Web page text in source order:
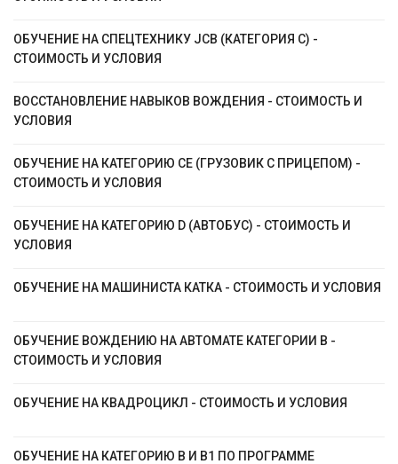
ОБУЧЕНИЕ НА СПЕЦТЕХНИКУ JCB (КАТЕГОРИЯ C) -
СТОИМОСТЬ И УСЛОВИЯ
ВОССТАНОВЛЕНИЕ НАВЫКОВ ВОЖДЕНИЯ - СТОИМОСТЬ И
УСЛОВИЯ
ОБУЧЕНИЕ НА КАТЕГОРИЮ CЕ (ГРУЗОВИК С ПРИЦЕПОМ) -
СТОИМОСТЬ И УСЛОВИЯ
ОБУЧЕНИЕ НА КАТЕГОРИЮ D (АВТОБУС) - СТОИМОСТЬ И
УСЛОВИЯ
ОБУЧЕНИЕ НА МАШИНИСТА КАТКА - СТОИМОСТЬ И УСЛОВИЯ
ОБУЧЕНИЕ ВОЖДЕНИЮ НА АВТОМАТЕ КАТЕГОРИИ B -
СТОИМОСТЬ И УСЛОВИЯ
ОБУЧЕНИЕ НА КВАДРОЦИКЛ - СТОИМОСТЬ И УСЛОВИЯ
ОБУЧЕНИЕ НА КАТЕГОРИЮ B И B1 ПО ПРОГРАММЕ